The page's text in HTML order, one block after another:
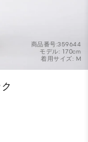
商品番号:359644
モデル: 170cm
着用サイズ: M